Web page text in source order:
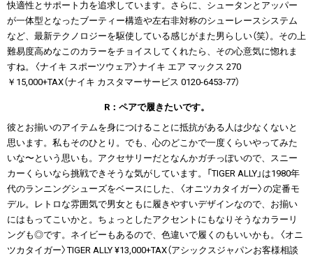
快適性とサポート力を追求しています。さらに、シュータンとアッパー
が一体型となったブーティー構造や左右非対称のシューレースシステム
など、最新テクノロジーを駆使している感じがまた男らしい（笑）。その上
難易度高めなこのカラーをチョイスしてくれたら、その心意気に惚れま
すね。〈ナイキ スポーツウェア〉ナイキ エア マックス 270
￥15,000+TAX（ナイキ カスタマーサービス 0120-6453-77）
R：ペアで履きたいです。
彼とお揃いのアイテムを身につけることに抵抗がある人は少なくないと
思います。私もそのひとり。でも、心のどこかで一度くらいやってみた
いな〜という思いも。アクセサリーだとなんかガチっぽいので、スニー
カーくらいなら挑戦できそうな気がしています。「TIGER ALLY」は1980年
代のランニングシューズをベースにした、〈オニツカタイガー〉の定番モ
デル。レトロな雰囲気で男女ともに履きやすいデザインなので、お揃い
にはもってこいかと。ちょっとしたアクセントにもなりそうなカラーリ
ングも◎です。ネイビーもあるので、色違いで履くのもいいかも。〈オニ
ツカタイガー〉TIGER ALLY ¥13,000+TAX（アシックスジャパンお客様相談